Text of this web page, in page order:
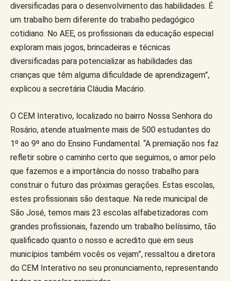
diversificadas para o desenvolvimento das habilidades. É
um trabalho bem diferente do trabalho pedagógico
cotidiano. No AEE, os profissionais da educação especial
exploram mais jogos, brincadeiras e técnicas
diversificadas para potencializar as habilidades das
crianças que têm alguma dificuldade de aprendizagem”,
explicou a secretária Cláudia Macário.
O CEM Interativo, localizado no bairro Nossa Senhora do
Rosário, atende atualmente mais de 500 estudantes do
1º ao 9º ano do Ensino Fundamental. “A premiação nos faz
refletir sobre o caminho certo que seguimos, o amor pelo
que fazemos e a importância do nosso trabalho para
construir o futuro das próximas gerações. Estas escolas,
estes profissionais são destaque. Na rede municipal de
São José, temos mais 23 escolas alfabetizadoras com
grandes profissionais, fazendo um trabalho belíssimo, tão
qualificado quanto o nosso e acredito que em seus
municípios também vocês os vejam”, ressaltou a diretora
do CEM Interativo no seu pronunciamento, representando